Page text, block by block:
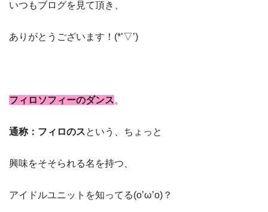
いつもブログを見て頂き、
ありがとうございます！(*’▽’)
フィロソフィーのダンス。
通称：フィロのスという、ちょっと
興味をそそられる名を持つ、
アイドルユニットを知ってる(o’ω’o)？